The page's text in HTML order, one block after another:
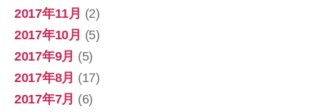
2017年11月 (2)
2017年10月 (5)
2017年9月 (5)
2017年8月 (17)
2017年7月 (6)